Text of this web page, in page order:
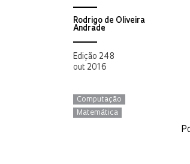
Rodrigo de Oliveira
Andrade
Edição 248
out 2016
Computação
Matemática